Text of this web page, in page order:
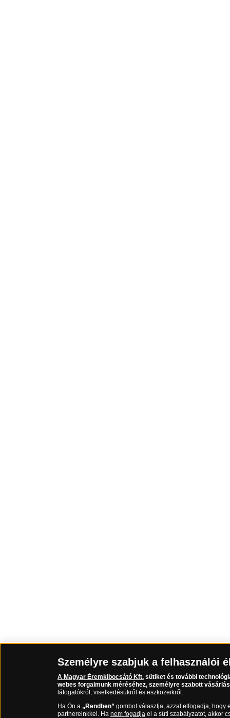
Személyre szabjuk a felhasználói
A Magyar Éremkibocsátó Kft.sütiket és további
webes forgalmunk méréséhez, személyre szabott
látogatókról, viselkedésükről és eszközeikről.
Ha Ön a „Rendben”gombot választja, azzal elfogadja, hogy
partnereinkkel. Ha nem fogadjael a süti szabályzatot, akkor